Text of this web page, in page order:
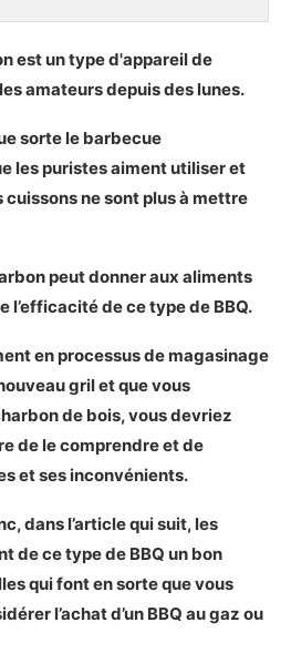
est un type d'appareil de
amateurs depuis des lunes.
sorte le barbecue
les puristes aiment utiliser et
ne sont plus à mettre
peut donner aux aliments
l’efficacité de ce type de BBQ.
en processus de magasinage
gril et que vous
de bois, vous devriez
de le comprendre et de
et ses inconvénients.
dans l’article qui suit, les
de ce type de BBQ un bon
qui font en sorte que vous
l’achat d’un BBQ au gaz ou